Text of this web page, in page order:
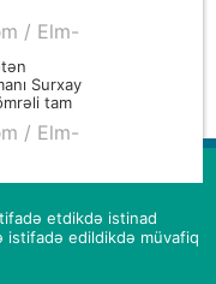
/ Elm-
Surxay
tam
/ Elm-
etdikdə istinad
edildikdə müvafiq